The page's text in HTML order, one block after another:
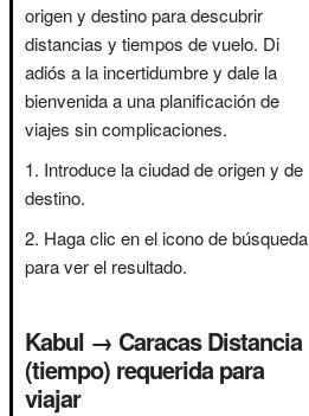
origen y destino para descubrir
distancias y tiempos de vuelo. Di
adiós a la incertidumbre y dale la
bienvenida a una planificación de
viajes sin complicaciones.
Introduce la ciudad de origen y de
destino.
Haga clic en el icono de búsqueda
para ver el resultado.
Kabul → Caracas Distancia
(tiempo) requerida para
viajar